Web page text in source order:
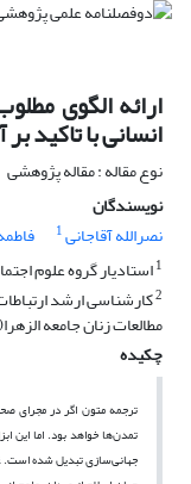
ارائه الگوی
انسانی با تاکید
نوع مقاله : مقاله پژوهشی
نویسندگان
نصرالله آقاجانی1
1استادیار گروه علوم
2کارشناسی ارشد
مطالعات زنان جامعه
چکیده
ترجمه متون اگر در مجرای
تمدن‌ها خواهد بود. اما این
جهانی‌سازی تبدیل شده